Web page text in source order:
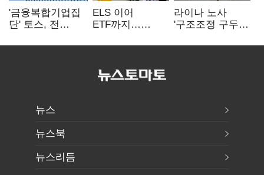
'금융복합기업집
단' 토스, 전
표준화
ELS 이어
ETF까지…
제동 걸린 은행
라이나 노사
'구조조정 구두
뉴스
뉴스북
뉴스리듬